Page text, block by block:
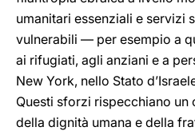
umanitari essenziali e servizi
vulnerabili — per esempio a
ai rifugiati, agli anziani e a
New York, nello Stato
Questi sforzi rispecchiano
della dignità umana e della